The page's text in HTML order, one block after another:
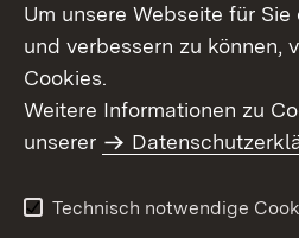
Benutzungshinweise
Um unsere Webseite für
und verbessern zu können,
Cookies.
Weitere Informationen zu
unserer
Technisch notwendige